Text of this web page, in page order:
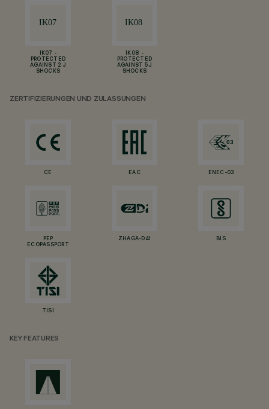
IK07 -
PROTECTED
AGAINST 2 J
SHOCKS
IK08 -
PROTECTED
AGAINST 5 J
SHOCKS
ZERTIFIZIERUNGEN UND ZULASSUNGEN
CE EAC ENEC-03
PEP
ECOPASSPORT
ZHAGA-D4I BIS
TISI
KEY FEATURES